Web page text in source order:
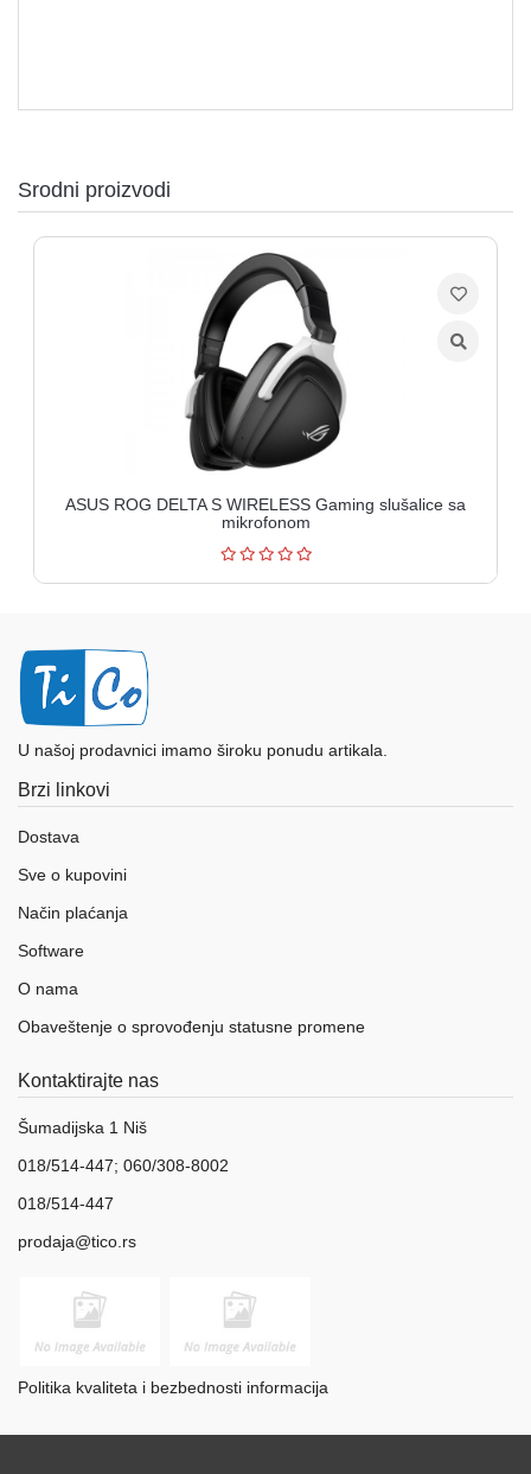
Srodni proizvodi
ASUS ROG DELTA S WIRELESS Gaming slušalice sa
mikrofonom
U našoj prodavnici imamo široku ponudu artikala.
Brzi linkovi
Dostava
Sve o kupovini
Način plaćanja
Software
O nama
Obaveštenje o sprovođenju statusne promene
Kontaktirajte nas
Šumadijska 1 Niš
018/514-447; 060/308-8002
018/514-447
prodaja@tico.rs
Politika kvaliteta i bezbednosti informacija